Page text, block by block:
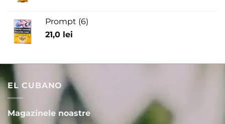
Prompt (6)
21,0 lei
EL CUBANO
Magazinele noastre